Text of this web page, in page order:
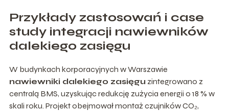
Przykłady zastosowań i case
study integracji nawiewników
dalekiego zasięgu
W budynkach korporacyjnych w Warszawie
nawiewniki dalekiego zasięgu zintegrowano z
centralą BMS, uzyskując redukcję zużycia energii o 18 % w
skali roku. Projekt obejmował montaż czujników CO₂,